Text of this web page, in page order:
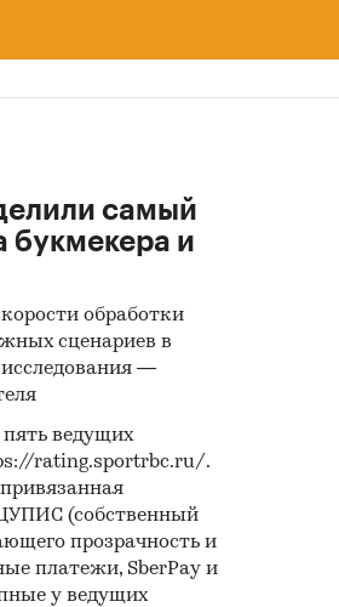
самый
букмекера и
обработки
сценариев в
—
ведущих
rating.sportrbc.ru/.
(собственный
прозрачность и
платежи, SberPay и
у ведущих